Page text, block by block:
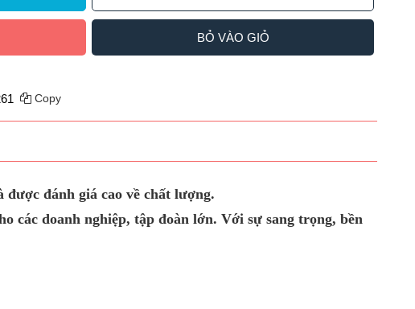
BỎ VÀO GIỎ
Copy
được đánh giá cao về chất lượng.
các doanh nghiệp, tập đoàn lớn. Với sự sang trọng, bền